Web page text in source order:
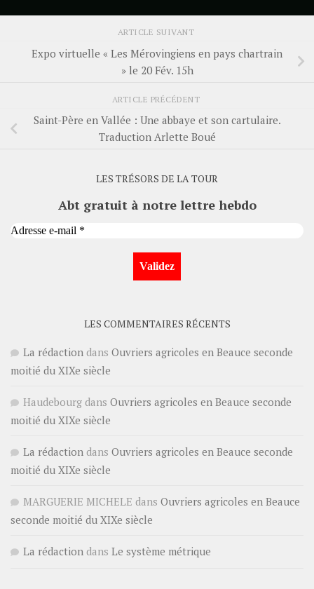
ARTICLE SUIVANT
Expo virtuelle « Les Mérovingiens en pays chartrain
» le 20 Fév. 15h
ARTICLE PRÉCÉDENT
Saint-Père en Vallée : Une abbaye et son cartulaire.
Traduction Arlette Boué
LES TRÉSORS DE LA TOUR
Abt gratuit à notre lettre hebdo
LES COMMENTAIRES RÉCENTS
La rédaction dans Ouvriers agricoles en Beauce seconde
moitié du XIXe siècle
Haudebourg dans Ouvriers agricoles en Beauce seconde
moitié du XIXe siècle
La rédaction dans Ouvriers agricoles en Beauce seconde
moitié du XIXe siècle
MARGUERIE MICHELE dans Ouvriers agricoles en Beauce
seconde moitié du XIXe siècle
La rédaction dans Le système métrique